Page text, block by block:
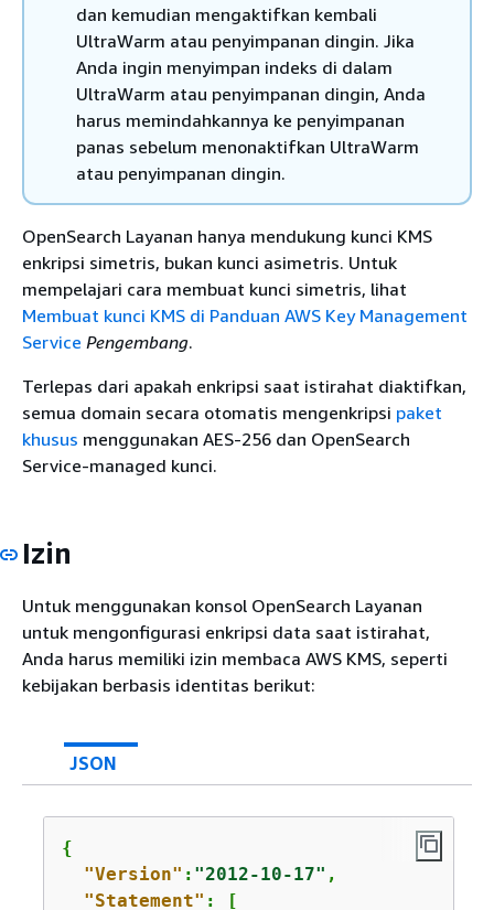
dan kemudian mengaktifkan kembali
UltraWarm atau penyimpanan dingin. Jika
Anda ingin menyimpan indeks di dalam
UltraWarm atau penyimpanan dingin, Anda
harus memindahkannya ke penyimpanan
panas sebelum menonaktifkan UltraWarm
atau penyimpanan dingin.
OpenSearch Layanan hanya mendukung kunci KMS
enkripsi simetris, bukan kunci asimetris. Untuk
mempelajari cara membuat kunci simetris, lihat
Membuat kunci KMS di Panduan AWS Key Management
Service Pengembang.
Terlepas dari apakah enkripsi saat istirahat diaktifkan,
semua domain secara otomatis mengenkripsi paket
khusus menggunakan AES-256 dan OpenSearch
Service-managed kunci.
Izin
Untuk menggunakan konsol OpenSearch Layanan
untuk mengonfigurasi enkripsi data saat istirahat,
Anda harus memiliki izin membaca AWS KMS, seperti
kebijakan berbasis identitas berikut:
JSON
{
"Version" : "2012-10-17" ,
"Statement" : [